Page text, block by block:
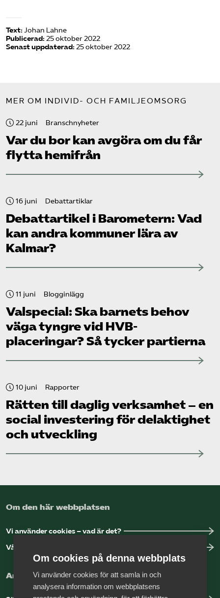
Text: Johan Lahne
Publicerad: 25 oktober 2022
Senast uppdaterad: 25 oktober 2022
MER OM INDIVID- OCH FAMILJEOMSORG
22 juni Branschnyheter
Var du bor kan avgöra om du får
flytta hemifrån
16 juni Debattartiklar
Debattartikel i Barometern: Vad
kan andra kommuner lära av
Kalmar?
11 juni Blogginlägg
Valspecial: Ska barnets behov
väga tyngre vid HVB-
placeringar? Så tycker partierna
10 juni Rapporter
Rätten till daglig verksamhet – en
social investering för delaktighet
och utveckling
Om den här webbplatsen
Vi använder cookies – vad är det?
Vår dataskyddspolicy
Arbeta hos Vårdföretagarna?
Om cookies på denna webbplats
Vi använder cookies för att samla in och
analysera information om webbplatsens